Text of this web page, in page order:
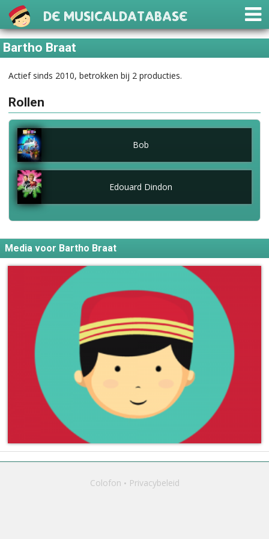
De Musicaldatabase
Bartho Braat
Actief sinds 2010, betrokken bij 2 producties.
Rollen
Bob
Edouard Dindon
Media voor Bartho Braat
Colofon Privacybeleid